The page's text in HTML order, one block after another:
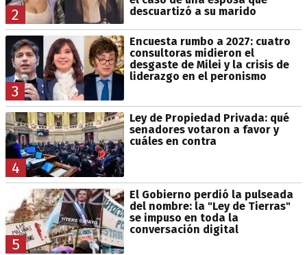
2
descuartizó a su marido
3
Encuesta rumbo a 2027: cuatro
consultoras midieron el
desgaste de Milei y la crisis de
liderazgo en el peronismo
4
Ley de Propiedad Privada: qué
senadores votaron a favor y
cuáles en contra
5
El Gobierno perdió la pulseada
del nombre: la "Ley de Tierras"
se impuso en toda la
conversación digital